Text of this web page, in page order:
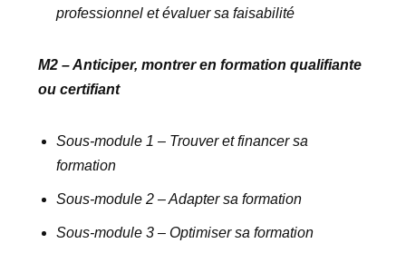
professionnel et évaluer sa faisabilité
M2 – Anticiper, montrer en formation qualifiante
ou certifiant
Sous-module 1 – Trouver et financer sa
formation
Sous-module 2 – Adapter sa formation
Sous-module 3 – Optimiser sa formation